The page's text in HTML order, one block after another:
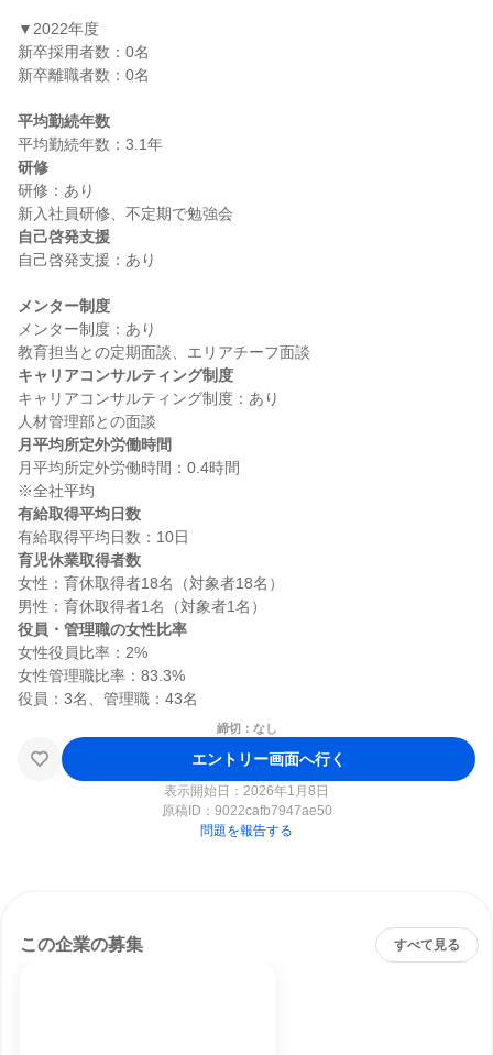
▼2022年度
新卒採用者数：0名
新卒離職者数：0名
平均勤続年数
研修
研修：あり
自己啓発支援
自己啓発支援：あり
メンター制度
メンター制度：あり
キャリアコンサルティング制度
キャリアコンサルティング制度：あり
月平均所定外労働時間
月平均所定外労働時間：0.4時間
有給取得平均日数
育児休業取得者数
女性：育休取得者18名（対象者18名）
役員・管理職の女性比率
女性役員比率：2%
女性管理職比率：83.3%
締切：なし
エントリー画面へ行く
表示開始日：2026年1月8日
原稿ID： 9022cafb7947ae50
問題を報告する
この企業の募集 すべて見る